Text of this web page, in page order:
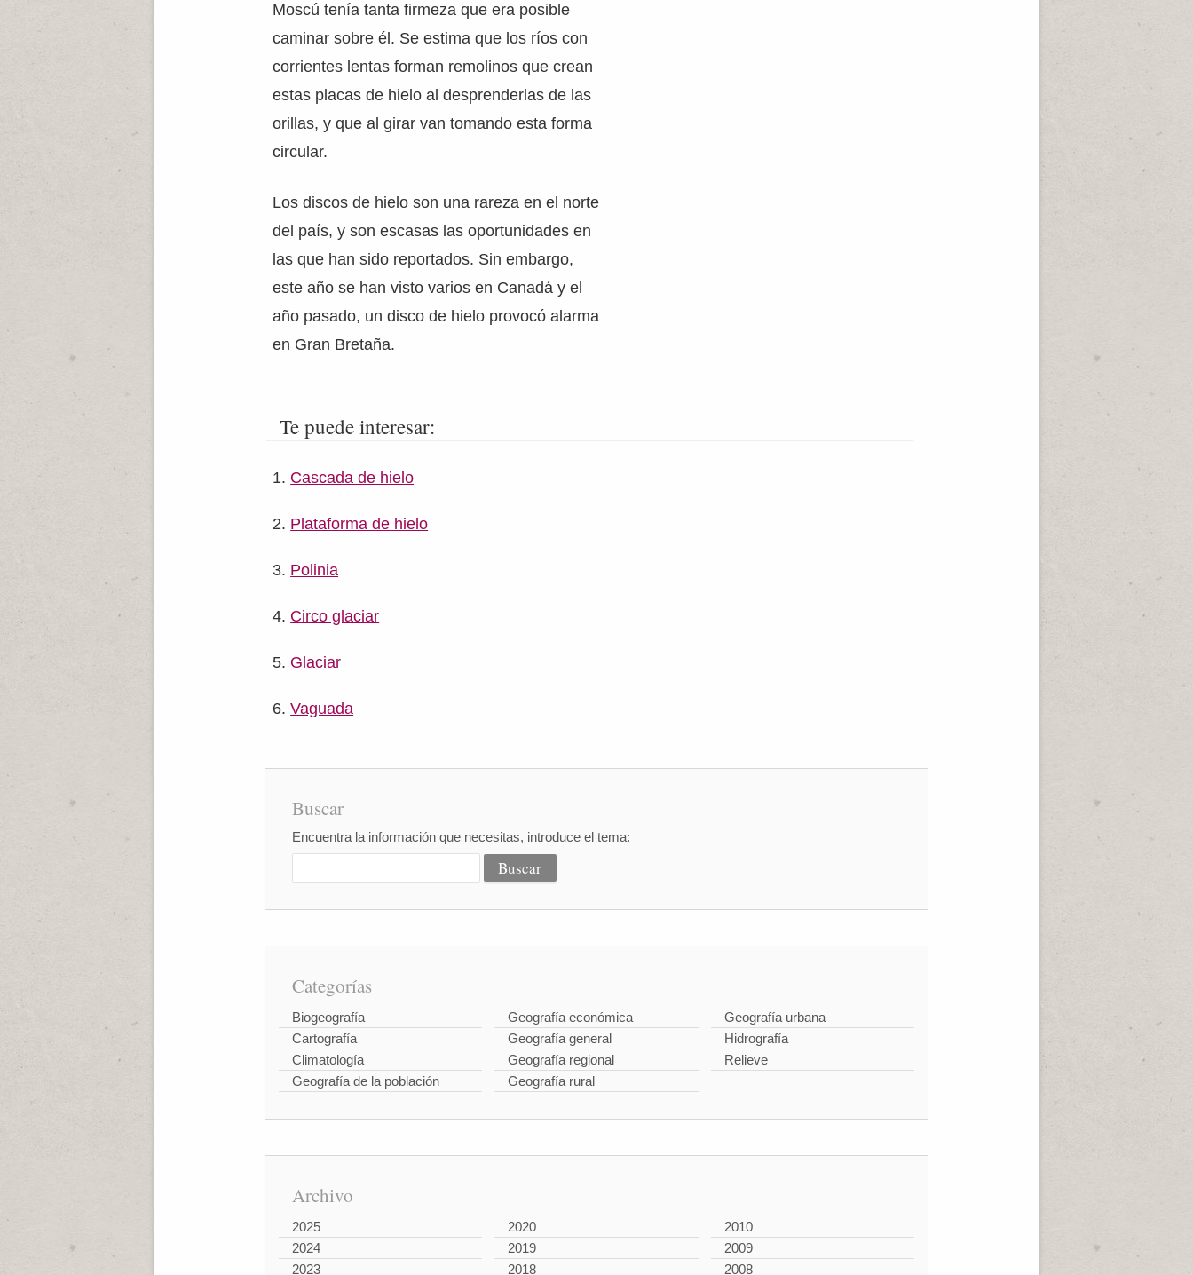
Moscú tenía tanta firmeza que era posible
caminar sobre él. Se estima que los ríos con
corrientes lentas forman remolinos que crean
estas placas de hielo al desprenderlas de las
orillas, y que al girar van tomando esta forma
circular.
Los discos de hielo son una rareza en el norte
del país, y son escasas las oportunidades en
las que han sido reportados. Sin embargo,
este año se han visto varios en Canadá y el
año pasado, un disco de hielo provocó alarma
en Gran Bretaña.
Te puede interesar:
Cascada de hielo
Plataforma de hielo
Polinia
Circo glaciar
Glaciar
Vaguada
Buscar
Encuentra la información que necesitas, introduce el tema:
Categorías
Biogeografía
Cartografía
Climatología
Geografía de la población
Geografía económica
Geografía general
Geografía regional
Geografía rural
Geografía urbana
Hidrografía
Relieve
Archivo
2025
2024
2023
2020
2019
2018
2010
2009
2008